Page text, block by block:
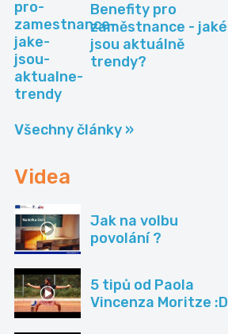
Benefity pro
zaměstnance - jaké
jsou aktuálně
trendy?
Všechny články »
Videa
Jak na volbu
povolání ?
5 tipů od Paola
Vincenza Moritze :D